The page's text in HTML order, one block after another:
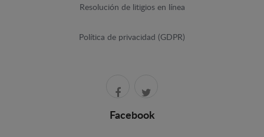
Resolución de litigios en línea
Política de privacidad (GDPR)
Facebook